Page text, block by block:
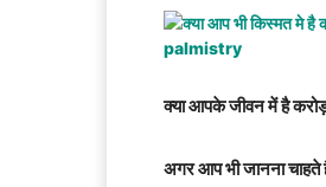
क्या आपके जीवन में है
अगर आप भी जानना